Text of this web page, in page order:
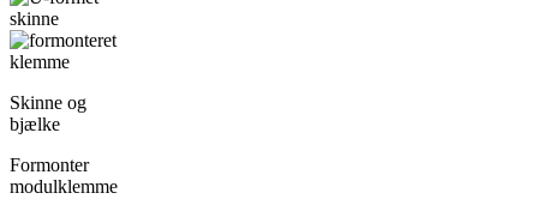
Skinne og
bjælke
Formonter
modulklemme